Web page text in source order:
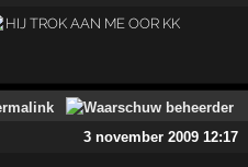
HIJ TROK AAN ME OOR KK
3 november 2009 12:17